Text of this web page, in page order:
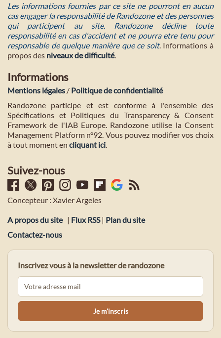
Les informations fournies par ce site ne pourront en aucun
cas engager la responsabilité de Randozone et des personnes
qui participent au site. Randozone décline toute
responsabilité en cas d'accident et ne pourra etre tenu pour
responsable de quelque manière que ce soit. Informations à
propos des niveaux de difficulté.
Informations
Mentions légales / Politique de confidentialité
Randozone participe et est conforme à l'ensemble des
Spécifications et Politiques du Transparency & Consent
Framework de l'IAB Europe. Randozone utilise la Consent
Management Platform n°92. Vous pouvez modifier vos choix
à tout moment en cliquant ici.
Suivez-nous
Concepteur : Xavier Argeles
A propos du site | Flux RSS| Plan du site
Contactez-nous
Inscrivez vous à la newsletter de randozone